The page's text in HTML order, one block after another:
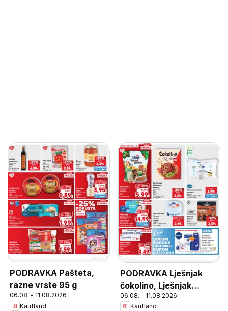
PODRAVKA Pašteta,
razne vrste 95 g
06.08. - 11.08.2026
Kaufland
PODRAVKA Lješnjak
čokolino, Lješnjak
čokolino
06.08. - 11.08.2026
Kaufland